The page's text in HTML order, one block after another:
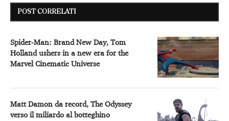
POST CORRELATI
Spider-Man: Brand New Day, Tom
Holland ushers in a new era for the
Marvel Cinematic Universe
Matt Damon da record, The Odyssey
verso il miliardo al botteghino